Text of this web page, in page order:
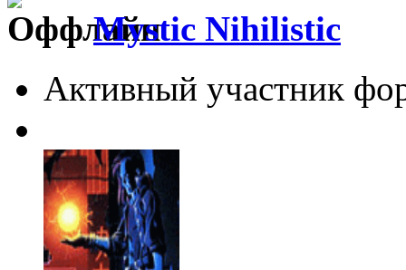
Mystic Nihilistic
Активный участник